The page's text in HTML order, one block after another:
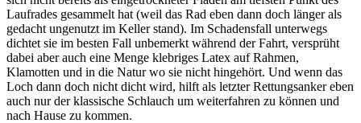
Laufrades gesammelt hat (weil das Rad eben dann doch länger als
gedacht ungenutzt im Keller stand). Im Schadensfall unterwegs
dichtet sie im besten Fall unbemerkt während der Fahrt, versprüht
dabei aber auch eine Menge klebriges Latex auf Rahmen,
Klamotten und in die Natur wo sie nicht hingehört. Und wenn das
Loch dann doch nicht dicht wird, hilft als letzter Rettungsanker eben
auch nur der klassische Schlauch um weiterfahren zu können und
nach Hause zu kommen.